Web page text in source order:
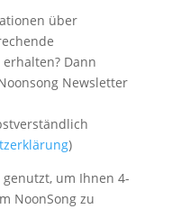
über
Dann
Newsletter
)
um Ihnen 4-
NoonSong zu